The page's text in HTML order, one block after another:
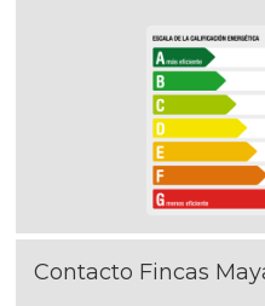
Contacto Fincas